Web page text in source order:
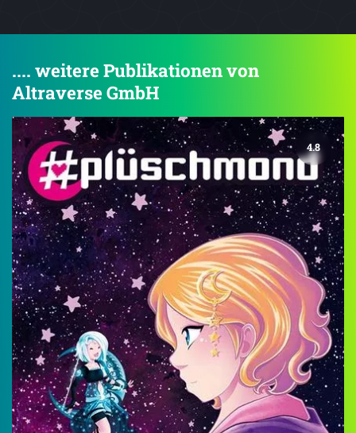
.... weitere Publikationen von
Altraverse GmbH
4.8